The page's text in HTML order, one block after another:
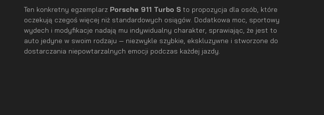
Ten konkretny egzemplarz Porsche 911 Turbo S to propozycja dla osób, które
oczekują czegoś więcej niż standardowych osiągów. Dodatkowa moc, sportowy
wydech i modyfikacje nadają mu indywidualny charakter, sprawiając, że jest to
auto jedyne w swoim rodzaju — niezwykle szybkie, ekskluzywne i stworzone do
dostarczania niepowtarzalnych emocji podczas każdej jazdy.